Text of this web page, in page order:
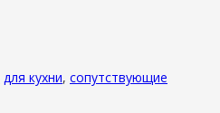
для кухни, сопутствующие